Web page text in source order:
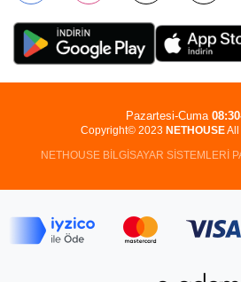
Copyright© 2023 NETHOUSEAll
NETHOUSE BİLGİSAYAR SİSTEMLERİ
Pazartesi-Cuma